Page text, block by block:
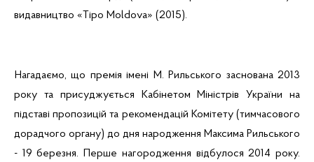
видавництво « Tipo Moldova» (2015).
Нагадаємо, що премія імені М. Рильського заснована 2013
року та присуджується Кабінетом Міністрів України на
підставі пропозицій та рекомендацій Комітету (тимчасового
дорадчого органу) до дня народження Максима Рильського
- 19 березня. Перше нагородження відбулося 2014 року.